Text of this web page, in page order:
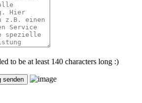
to be at least 140 characters long :)